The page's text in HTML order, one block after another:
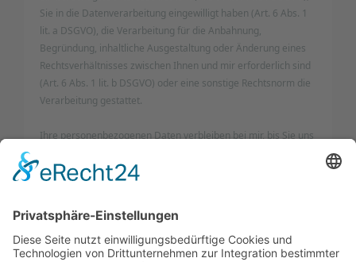
Sie in die Datenverarbeitung eingewilligt haben (Art. 6 Abs. 1
lit. a DSGVO), die Verarbeitung für die Anbahnung,
Begründung, inhaltliche Ausgestaltung oder Änderung eines
Rechtsverhältnisses zwischen Ihnen und mir erforderlich sind
(Art. 6 Abs. 1 lit. b DSGVO) oder eine sonstige Rechtsnorm die
Verarbeitung gestattet.
Ihre personenbezogenen Daten verbleiben bei mir, bis Sie uns
widerrufen oder der Zweck für die Datenspeicherung entfällt
und handelsrechtliche Aufbewahrungsfristen – bleiben
unberührt.